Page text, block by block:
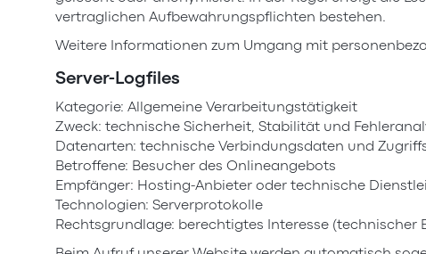
vertraglichen Aufbewahrungspflichten bestehen.
Weitere Informationen zum Umgang mit
Server-Logfiles
Kategorie: Allgemeine Verarbeitungstätigkeit
Zweck: technische Sicherheit, Stabilität und
Datenarten: technische Verbindungsdaten und
Betroffene: Besucher des Onlineangebots
Empfänger: Hosting-Anbieter oder technische
Technologien: Serverprotokolle
Rechtsgrundlage: berechtigtes Interesse (technischer